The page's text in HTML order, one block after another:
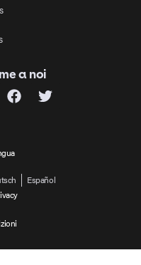
a noi
Español
riservati